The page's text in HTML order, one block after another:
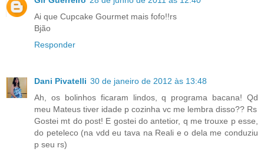
Ai que Cupcake Gourmet mais fofo!!rs
Bjão
Responder
Dani Pivatelli 30 de janeiro de 2012 às 13:48
Ah, os bolinhos ficaram lindos, q programa bacana! Qd
meu Mateus tiver idade p cozinha vc me lembra disso?? Rs
Gostei mt do post! E gostei do antetior, q me trouxe p esse,
do peteleco (na vdd eu tava na Reali e o dela me conduziu
p seu rs)